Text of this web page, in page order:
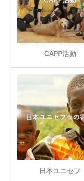
CAPP活動
日本ユニセフ